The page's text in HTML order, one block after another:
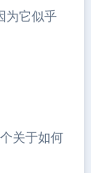
为它似乎
关于如何